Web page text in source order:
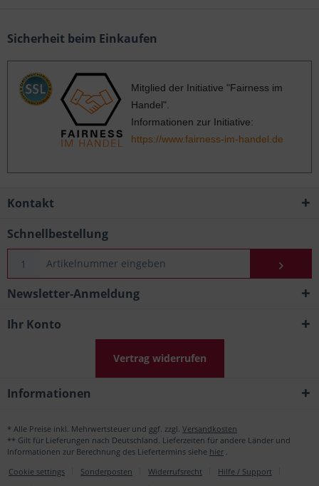
Sicherheit beim Einkaufen
Mitglied der Initiative "Fairness im
Handel".
Informationen zur Initiative:
https://www.fairness-im-handel.de
Kontakt
Schnellbestellung
Newsletter-Anmeldung
Ihr Konto
Vertrag widerrufen
Informationen
* Alle Preise inkl. Mehrwertsteuer und ggf. zzgl. Versandkosten
** Gilt für Lieferungen nach Deutschland. Lieferzeiten für andere Länder und
Informationen zur Berechnung des Liefertermins siehe hier
Cookie settings
Sonderposten Widerrufsrecht
Hilfe / Support